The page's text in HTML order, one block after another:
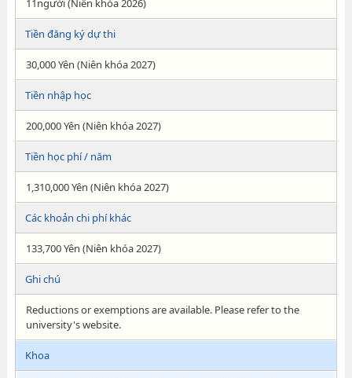
11người (Niên khóa 2026)
Tiền đăng ký dự thi
30,000 Yên (Niên khóa 2027)
Tiền nhập học
200,000 Yên (Niên khóa 2027)
Tiền học phí / năm
1,310,000 Yên (Niên khóa 2027)
Các khoản chi phí khác
133,700 Yên (Niên khóa 2027)
Ghi chú
Reductions or exemptions are available. Please refer to the
university's website.
Khoa